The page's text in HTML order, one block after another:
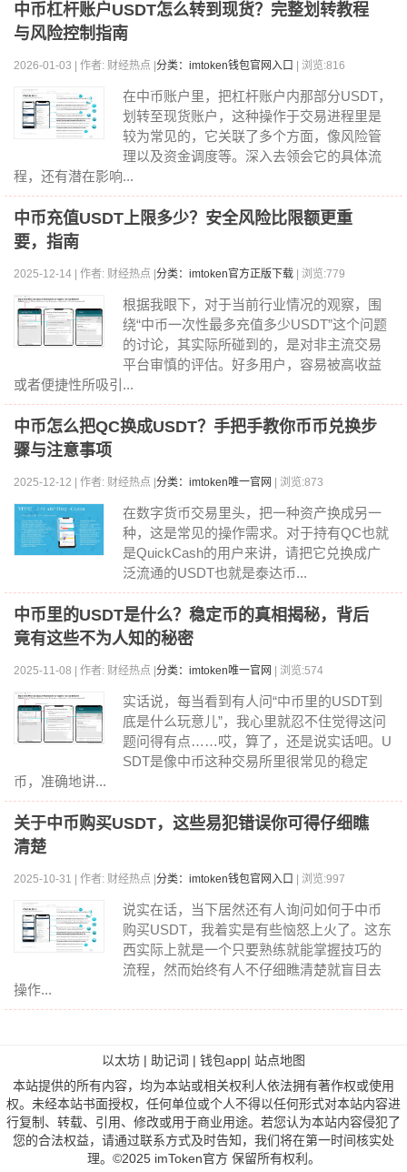
中币杠杆账户USDT怎么转到现货？完整划转教程
与风险控制指南
2026-01-03 | 作者: 财经热点 | 分类：imtoken钱包官网入口 | 浏览:816
在中币账户里，把杠杆账户内那部分USDT，
划转至现货账户，这种操作于交易进程里是
较为常见的，它关联了多个方面，像风险管
理以及资金调度等。深入去领会它的具体流
程，还有潜在影响...
中币充值USDT上限多少？安全风险比限额更重
要，指南
2025-12-14 | 作者: 财经热点 | 分类：imtoken官方正版下载 | 浏览:779
根据我眼下，对于当前行业情况的观察，围
绕“中币一次性最多充值多少USDT”这个问题
的讨论，其实际所碰到的，是对非主流交易
平台审慎的评估。好多用户，容易被高收益
或者便捷性所吸引...
中币怎么把QC换成USDT？手把手教你币币兑换步
骤与注意事项
2025-12-12 | 作者: 财经热点 | 分类：imtoken唯一官网 | 浏览:873
在数字货币交易里头，把一种资产换成另一
种，这是常见的操作需求。对于持有QC也就
是QuickCash的用户来讲，请把它兑换成广
泛流通的USDT也就是泰达币...
中币里的USDT是什么？稳定币的真相揭秘，背后
竟有这些不为人知的秘密
2025-11-08 | 作者: 财经热点 | 分类：imtoken唯一官网 | 浏览:574
实话说，每当看到有人问“中币里的USDT到
底是什么玩意儿”，我心里就忍不住觉得这问
题问得有点……哎，算了，还是说实话吧。U
SDT是像中币这种交易所里很常见的稳定
币，准确地讲...
关于中币购买USDT，这些易犯错误你可得仔细瞧
清楚
2025-10-31 | 作者: 财经热点 | 分类：imtoken钱包官网入口 | 浏览:997
说实在话，当下居然还有人询问如何于中币
购买USDT，我着实是有些恼怒上火了。这东
西实际上就是一个只要熟练就能掌握技巧的
流程，然而始终有人不仔细瞧清楚就盲目去
操作...
以太坊 | 助记词 | 钱包app| 站点地图
本站提供的所有内容，均为本站或相关权利人依法拥有著作权或使用
权。未经本站书面授权，任何单位或个人不得以任何形式对本站内容进
行复制、转载、引用、修改或用于商业用途。若您认为本站内容侵犯了
您的合法权益，请通过联系方式及时告知，我们将在第一时间核实处
理。©2025 imToken官方 保留所有权利。